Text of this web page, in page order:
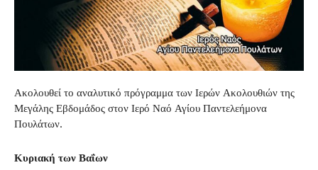
Ακολουθεί το αναλυτικό πρόγραμμα των Ιερών Ακολουθιών της
Μεγάλης Εβδομάδος στον Ιερό Ναό Αγίου Παντελεήμονα
Πουλάτων.
Κυριακή των Βαΐων